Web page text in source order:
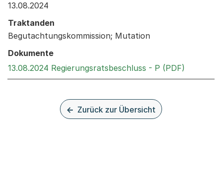
13.08.2024
Traktanden
Begutachtungskommission; Mutation
Dokumente
13.08.2024 Regierungsratsbeschluss - P (PDF)
Zurück zur Übersicht